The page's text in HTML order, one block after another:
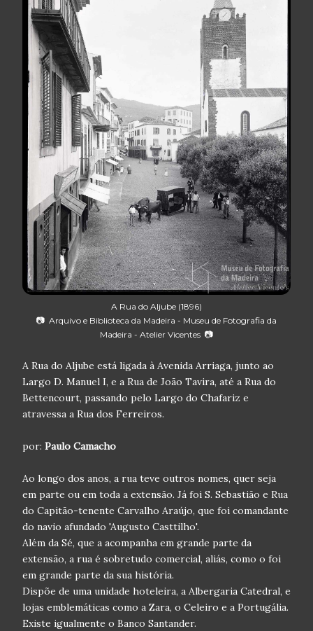
A Rua do Aljube (1896)
📷 Arquivo e Biblioteca da Madeira - Museu de Fotografia da
Madeira - Atelier Vicentes 📷
A Rua do Aljube está ligada à Avenida Arriaga, junto ao
Largo D. Manuel I, e a Rua de João Tavira, até a Rua do
Bettencourt, passando pelo Largo do Chafariz e
atravessa a Rua dos Ferreiros.
por: Paulo Camacho
Ao longo dos anos, a rua teve outros nomes, quer seja
em parte ou em toda a extensão. Já foi S. Sebastião e Rua
do Capitão-tenente Carvalho Araújo, que foi comandante
do navio afundado 'Augusto Casttilho'.
Além da Sé, que a acompanha em grande parte da
extensão, a rua é sobretudo comercial, aliás, como o foi
em grande parte da sua história.
Dispõe de uma unidade hoteleira, a Albergaria Catedral, e
lojas emblemáticas como a Zara, o Celeiro e a Portugália.
Existe igualmente o Banco Santander.